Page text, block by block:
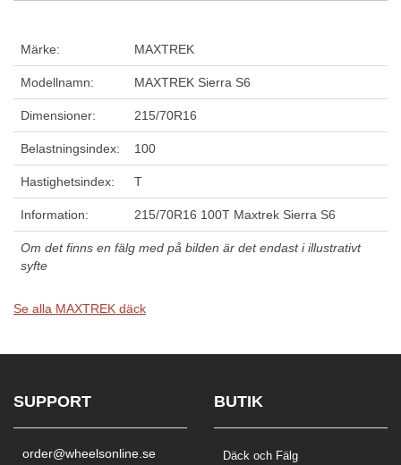
Märke: MAXTREK
Modellnamn: MAXTREK Sierra S6
Dimensioner: 215/70R16
Belastningsindex: 100
Hastighetsindex: T
Information: 215/70R16 100T Maxtrek Sierra S6
Om det finns en fälg med på bilden är det endast i illustrativt
syfte
Se alla MAXTREK däck
SUPPORT
order@wheelsonline.se
BUTIK
Däck och Fälg